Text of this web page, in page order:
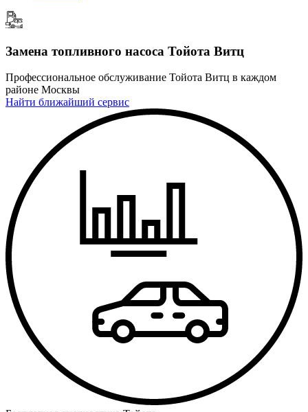
Замена топливного насоса Тойота Витц
Профессиональное обслуживание Тойота Витц в каждом
районе Москвы
Найти ближайший сервис